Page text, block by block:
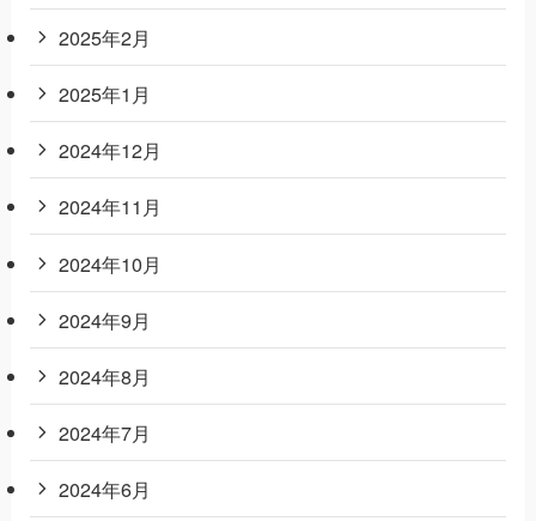
2025年2月
2025年1月
2024年12月
2024年11月
2024年10月
2024年9月
2024年8月
2024年7月
2024年6月